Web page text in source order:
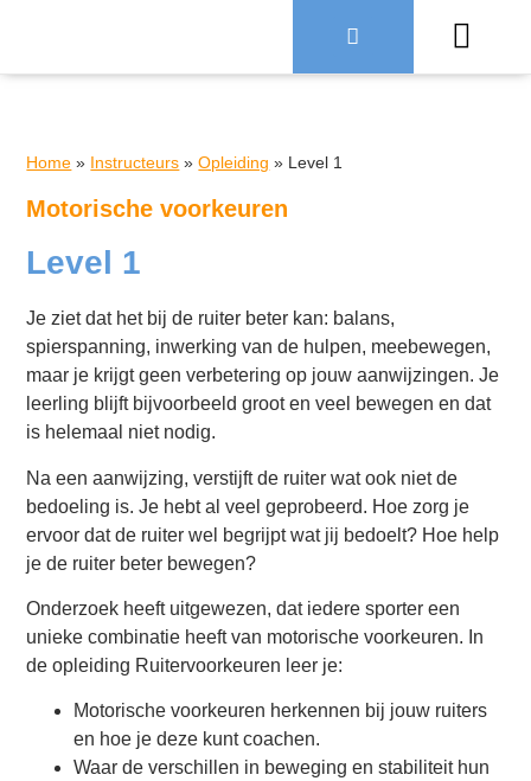
Home » Instructeurs »Opleiding » Level 1
Motorische voorkeuren
Level 1
Je ziet dat het bij de ruiter beter kan: balans,
spierspanning, inwerking van de hulpen, meebewegen,
maar je krijgt geen verbetering op jouw aanwijzingen. Je
leerling blijft bijvoorbeeld groot en veel bewegen en dat
is helemaal niet nodig.
Na een aanwijzing, verstijft de ruiter wat ook niet de
bedoeling is. Je hebt al veel geprobeerd. Hoe zorg je
ervoor dat de ruiter wel begrijpt wat jij bedoelt? Hoe help
je de ruiter beter bewegen?
Onderzoek heeft uitgewezen, dat iedere sporter een
unieke combinatie heeft van motorische voorkeuren. In
de opleiding Ruitervoorkeuren leer je:
Motorische voorkeuren herkennen bij jouw ruiters
en hoe je deze kunt coachen.
Waar de verschillen in beweging en stabiliteit hun